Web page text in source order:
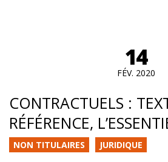
14
FÉV. 2020
CONTRACTUELS :
RÉFÉRENCE,
NON TITULAIRES JURIDIQUE